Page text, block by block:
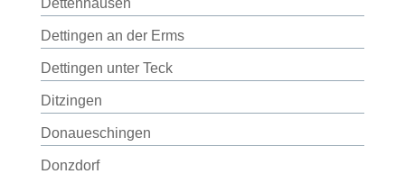
Dettenhausen
Dettingen an der Erms
Dettingen unter Teck
Ditzingen
Donaueschingen
Donzdorf